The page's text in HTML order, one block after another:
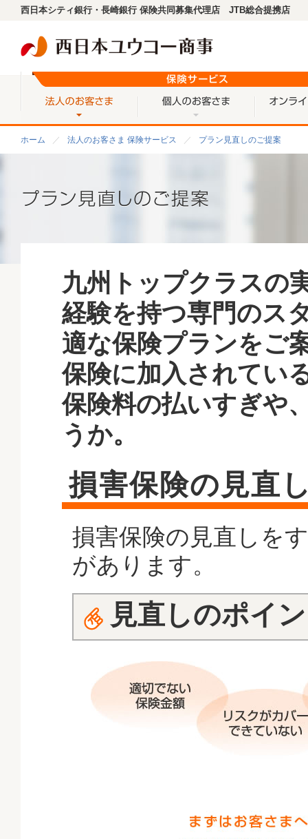
西日本シティ銀行・長崎銀行 保険共同募集代理店 JTB総合提携店
法人のお客さま
ホーム 法人のお客さま 保険サービス プラン見直しのご提案
九州トップクラスの
経験を持つ専門のス
適な保険プランをご
保険に加入されてい
保険料の払いすぎや
うか。
損害保険の見直
損害保険の見直しを
があります。
見直しのポイ